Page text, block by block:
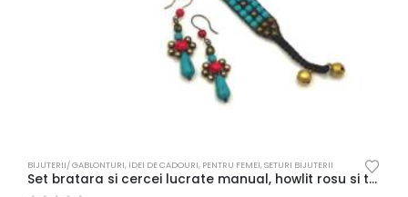
BIJUTERII/ GABLONTURI, IDEI DE CADOURI, PENTRU FEMEI,SETURI BIJUTERII
Set bratara si cercei lucrate manual, howlit rosu si turcoaz